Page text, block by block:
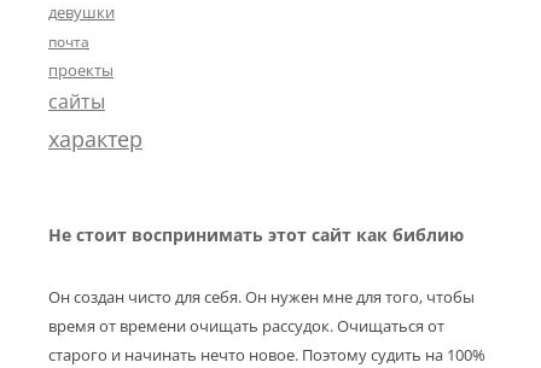
девушки
почта
проекты
сайты
характер
Не стоит воспринимать этот сайт как библию
Он создан чисто для себя. Он нужен мне для того, чтобы
время от времени очищать рассудок. Очищаться от
старого и начинать нечто новое. Поэтому судить на 100%